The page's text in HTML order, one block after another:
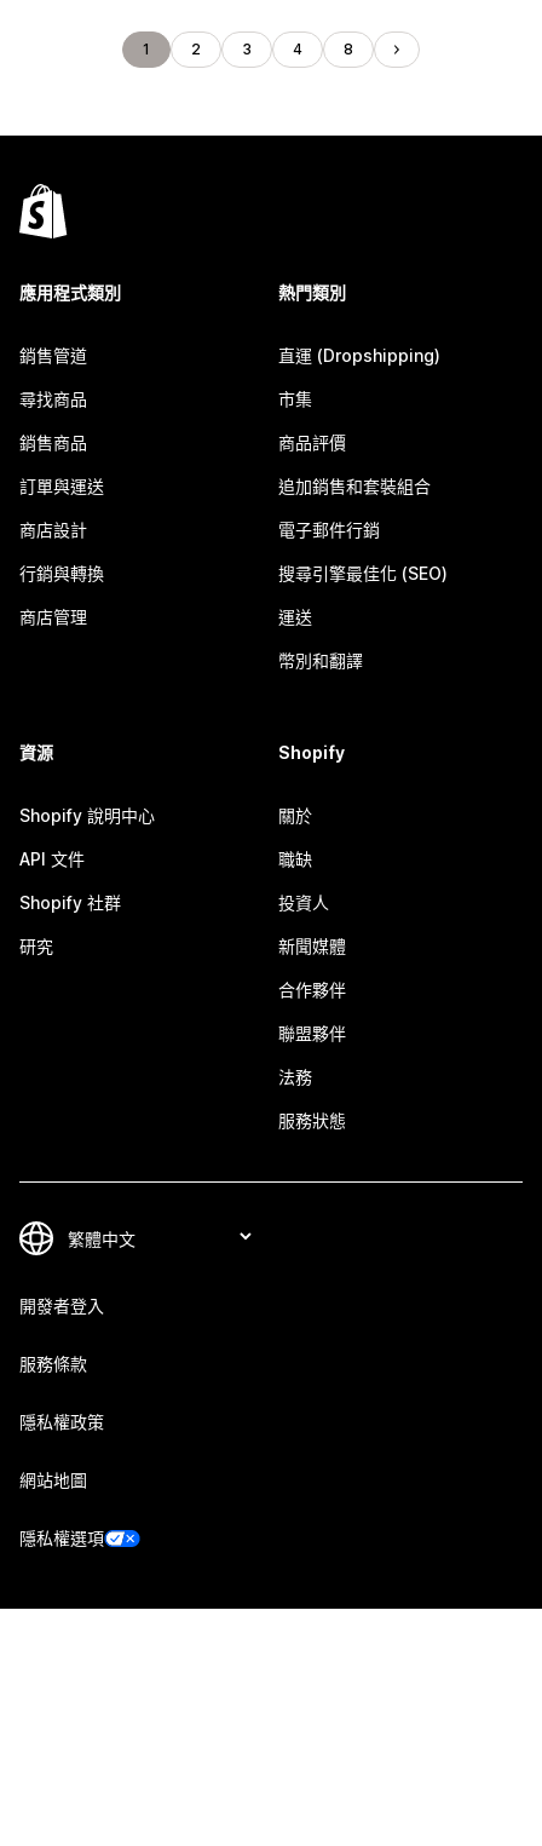
1 2 3 4 8
應用程式類別
銷售管道
尋找商品
銷售商品
訂單與運送
商店設計
行銷與轉換
商店管理
熱門類別
直運 (Dropshipping)
市集
商品評價
追加銷售和套裝組合
電子郵件行銷
搜尋引擎最佳化 (SEO)
運送
幣別和翻譯
資源
Shopify 說明中心
API 文件
Shopify 社群
研究
Shopify
關於
職缺
投資人
新聞媒體
合作夥伴
聯盟夥伴
法務
服務狀態
開發者登入
服務條款
隱私權政策
網站地圖
隱私權選項